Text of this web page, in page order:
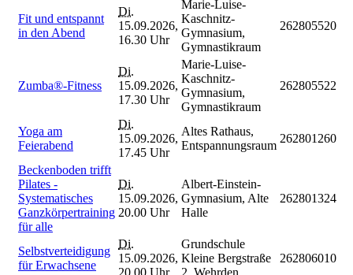
Fit und entspannt
in den Abend
Di.
15.09.2026,
16.30 Uhr
Marie-Luise-
Kaschnitz-
Gymnasium,
Gymnastikraum
262805520
Zumba®-Fitness
Di.
15.09.2026,
17.30 Uhr
Marie-Luise-
Kaschnitz-
Gymnasium,
Gymnastikraum
262805522
Yoga am
Feierabend
Di.
15.09.2026,
17.45 Uhr
Altes Rathaus,
Entspannungsraum
262801260
Beckenboden trifft
Pilates -
Systematisches
Ganzkörpertraining
für alle
Di.
15.09.2026,
20.00 Uhr
Albert-Einstein-
Gymnasium, Alte
Halle
262801324
Selbstverteidigung
für Erwachsene
Di.
15.09.2026,
20.00 Uhr
Grundschule
Kleine Bergstraße
2, Wehrden
262806010